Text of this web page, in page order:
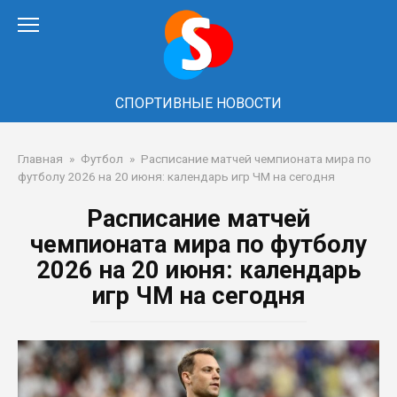
СПОРТИВНЫЕ НОВОСТИ
Главная » Футбол » Расписание матчей чемпионата мира по
футболу 2026 на 20 июня: календарь игр ЧМ на сегодня
Расписание матчей
чемпионата мира по футболу
2026 на 20 июня: календарь
игр ЧМ на сегодня